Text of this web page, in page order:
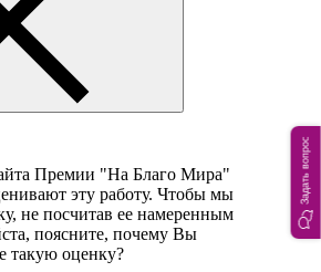
Премии "На Благо Мира"
эту работу. Чтобы мы
не посчитав ее намеренным
поясните, почему Вы
такую оценку?
Задать вопрос